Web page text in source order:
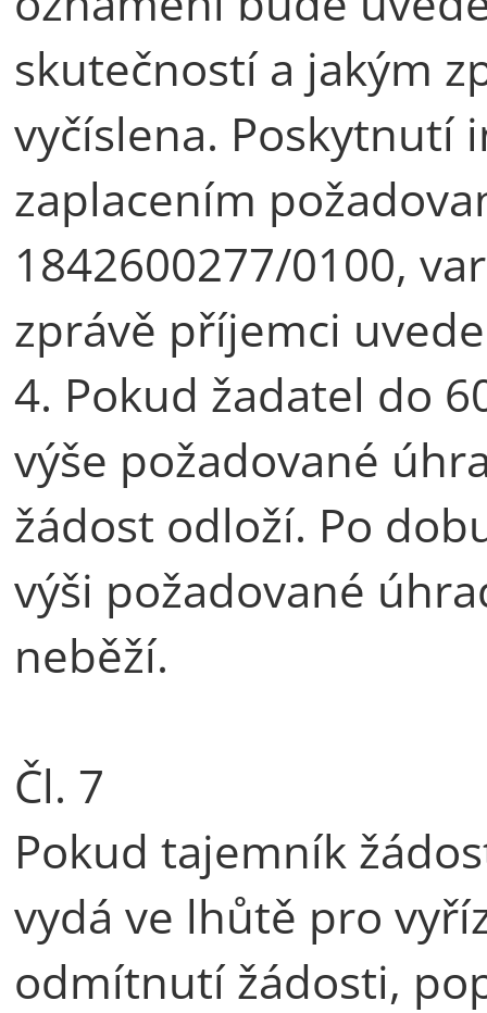
skutečností a jakým
vyčíslena. Poskytnutí
zaplacením
1842600277/0100,
zprávě příjemci
4. Pokud žadatel do
výše požadované
žádost odloží. Po
výši požadované
neběží.
Čl. 7
Pokud tajemník
vydá ve lhůtě pro
odmítnutí žádosti,